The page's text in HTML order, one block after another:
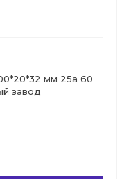
мм 25а 60
завод